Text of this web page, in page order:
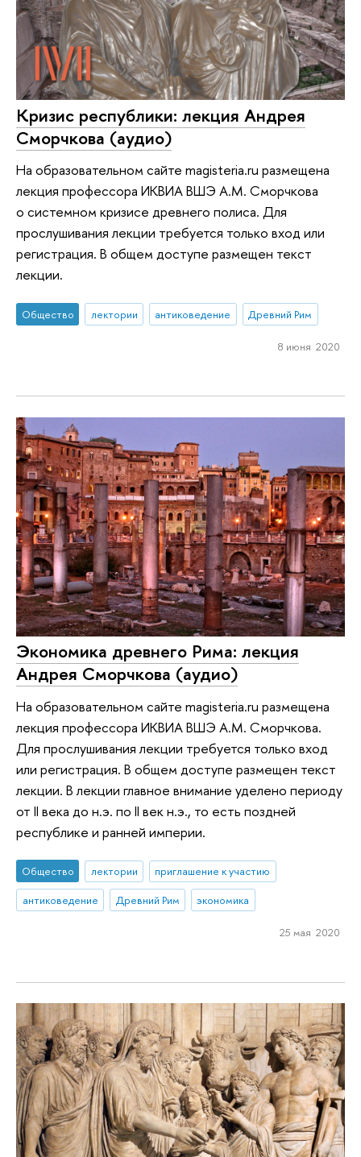
Кризис республики: лекция Андрея
Сморчкова (аудио)
На образовательном сайте magisteria.ru размещена
лекция профессора ИКВИА ВШЭ А.М. Сморчкова
о системном кризисе древнего полиса. Для
прослушивания лекции требуется только вход или
регистрация. В общем доступе размещен текст
лекции.
Общество лектории антиковедение Древний Рим
8 июня 2020
Экономика древнего Рима: лекция
Андрея Сморчкова (аудио)
На образовательном сайте magisteria.ru размещена
лекция профессора ИКВИА ВШЭ А.М. Сморчкова.
Для прослушивания лекции требуется только вход
или регистрация. В общем доступе размещен текст
лекции. В лекции главное внимание уделено периоду
от II века до н.э. по II век н.э., то есть поздней
республике и ранней империи.
Общество лектории
приглашение к участию
антиковедение
Древний Рим экономика
25 мая 2020